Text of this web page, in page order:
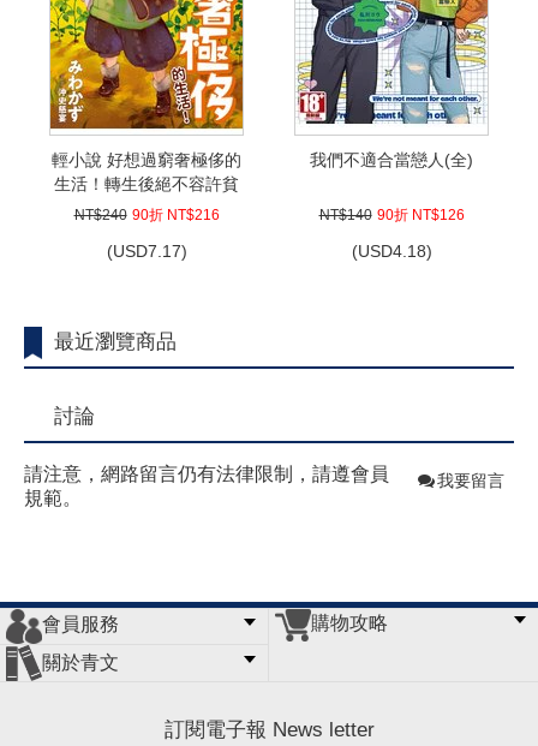
輕小說 好想過窮奢極侈的
生活！轉生後絕不容許貧
窮，用魔法改革領地(01)
NT$240 90折 NT$216
(USD7.17)
我們不適合當戀人(全)
NT$140 90折 NT$126
(USD4.18)
最近瀏覽商品
討論
請注意，網路留言仍有法律限制，請遵會員
規範。
我要留言
會員服務
會員辦法
客服信箱
隱私條款
網站導覽
購物攻略
關於青文
訂閱電子報 News letter